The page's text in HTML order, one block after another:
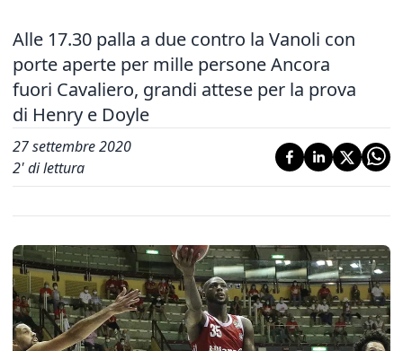
Alle 17.30 palla a due contro la Vanoli con
porte aperte per mille persone Ancora
fuori Cavaliero, grandi attese per la prova
di Henry e Doyle
27 settembre 2020
2' di lettura